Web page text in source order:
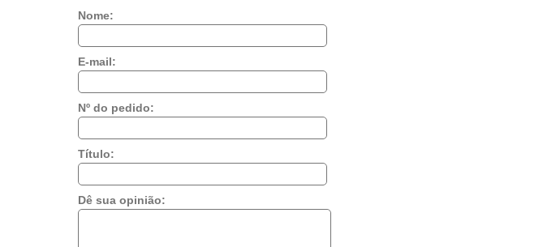
Nome:
E-mail:
Nº do pedido:
Título:
Dê sua opinião: